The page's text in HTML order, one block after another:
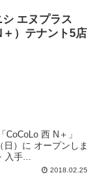
エヌプラス
＋）テナント5店
日）に オープンしま
入手...
2018.02.25